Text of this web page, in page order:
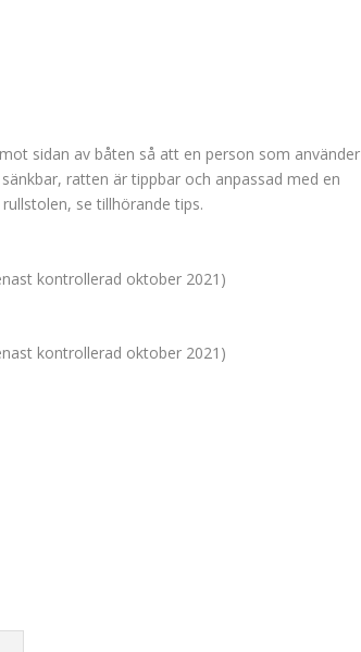
sidan av båten så att en person som använder
ratten är tippbar och anpassad med en
se tillhörande tips.
kontrollerad oktober 2021)
kontrollerad oktober 2021)